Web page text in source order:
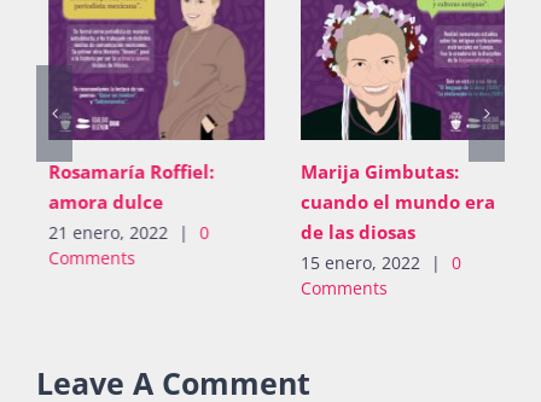
Rosamaría Roffiel:
amora dulce
21 enero, 2022 |
Comments
Marija Gimbutas:
cuando el mundo era
de las diosas
15 enero, 2022
Comments
Leave A Comment